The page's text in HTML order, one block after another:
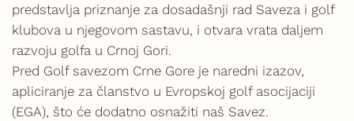
predstavlja priznanje za dosadašnji rad Saveza i golf
klubova u njegovom sastavu, i otvara vrata daljem
razvoju golfa u Crnoj Gori.
Pred Golf savezom Crne Gore je naredni izazov,
apliciranje za članstvo u Evropskoj golf asocijaciji
(EGA), što će dodatno osnažiti naš Savez.